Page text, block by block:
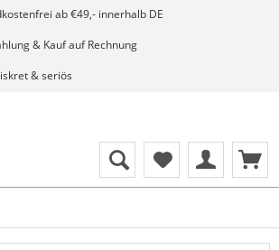
ab €49,- innerhalb DE
& Kauf auf Rechnung
& seriös